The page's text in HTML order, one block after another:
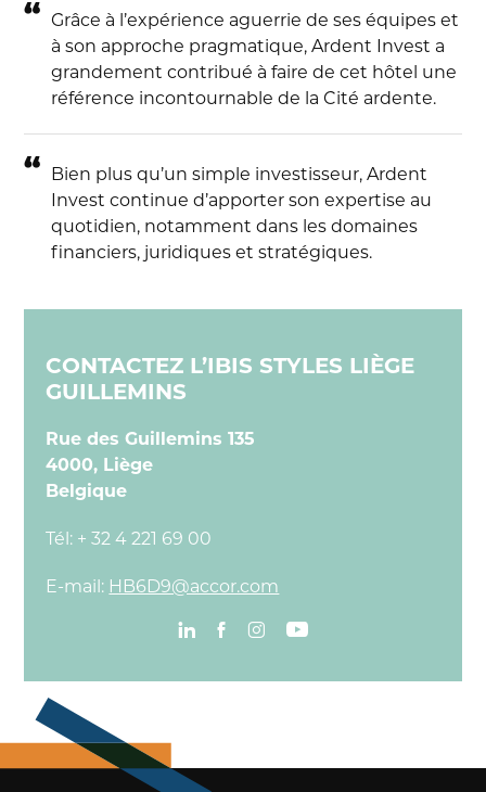
Grâce à l’expérience aguerrie de ses équipes et
à son approche pragmatique, Ardent Invest a
grandement contribué à faire de cet hôtel une
référence incontournable de la Cité ardente.
Bien plus qu’un simple investisseur, Ardent
Invest continue d’apporter son expertise au
quotidien, notamment dans les domaines
financiers, juridiques et stratégiques.
CONTACTEZ L’IBIS STYLES LIÈGE
GUILLEMINS
Rue des Guillemins 135
4000, Liège
Belgique
Tél: + 32 4 221 69 00
E-mail: HB6D9@accor.com